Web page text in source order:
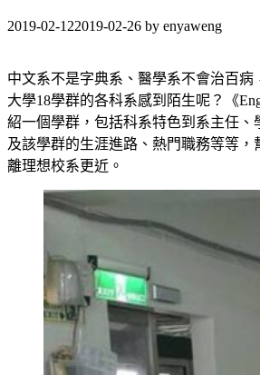
2019-02-122019-02-26 by enyaweng
中文系不是字典系、醫學系不會治百病
大學18學群的各科系感到陌生呢？《
紹一個學群，包括科系特色到系主任、
及該學群的生涯進路、熱門職務等等，
離理想校系更近。